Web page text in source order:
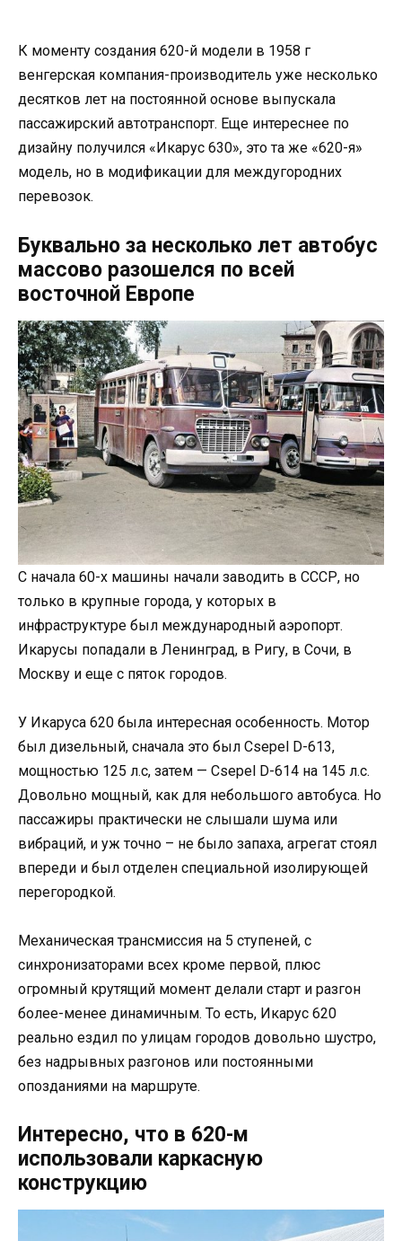
К моменту создания 620-й модели в 1958 г
венгерская компания-производитель уже несколько
десятков лет на постоянной основе выпускала
пассажирский автотранспорт. Еще интереснее по
дизайну получился «Икарус 630», это та же «620-я»
модель, но в модификации для междугородних
перевозок.
Буквально за несколько лет автобус
массово разошелся по всей
восточной Европе
С начала 60-х машины начали заводить в СССР, но
только в крупные города, у которых в
инфраструктуре был международный аэропорт.
Икарусы попадали в Ленинград, в Ригу, в Сочи, в
Москву и еще с пяток городов.
У Икаруса 620 была интересная особенность. Мотор
был дизельный, сначала это был Csepel D-613,
мощностью 125 л.с, затем — Csepel D-614 на 145 л.с.
Довольно мощный, как для небольшого автобуса. Но
пассажиры практически не слышали шума или
вибраций, и уж точно – не было запаха, агрегат стоял
впереди и был отделен специальной изолирующей
перегородкой.
Механическая трансмиссия на 5 ступеней, с
синхронизаторами всех кроме первой, плюс
огромный крутящий момент делали старт и разгон
более-менее динамичным. То есть, Икарус 620
реально ездил по улицам городов довольно шустро,
без надрывных разгонов или постоянными
опозданиями на маршруте.
Интересно, что в 620-м
использовали каркасную
конструкцию